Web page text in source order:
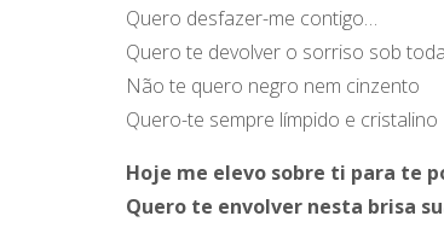
Quero desfazer-me contigo…
Quero te devolver o sorriso sob
Não te quero negro nem cinzento
Quero-te sempre límpido e cristalino
Hoje me elevo sobre ti para te
Quero te envolver nesta brisa